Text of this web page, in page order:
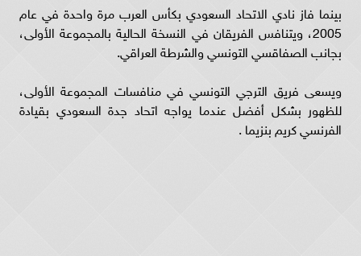
بينما فاز نادي الاتحاد السعودي بكأس العرب مرة واحدة في عام
2005، ويتنافس الفريقان في النسخة الحالية بالمجموعة الأولى،
بجانب الصفاقسي التونسي والشرطة العراقي.
ويسعى فريق الترجي التونسي في منافسات المجموعة الأولى،
للظهور بشكل أفضل عندما يواجه اتحاد جدة السعودي بقيادة
الفرنسي كريم بنزيما .